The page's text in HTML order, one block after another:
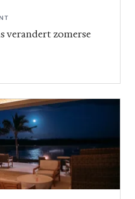
verandert zomerse